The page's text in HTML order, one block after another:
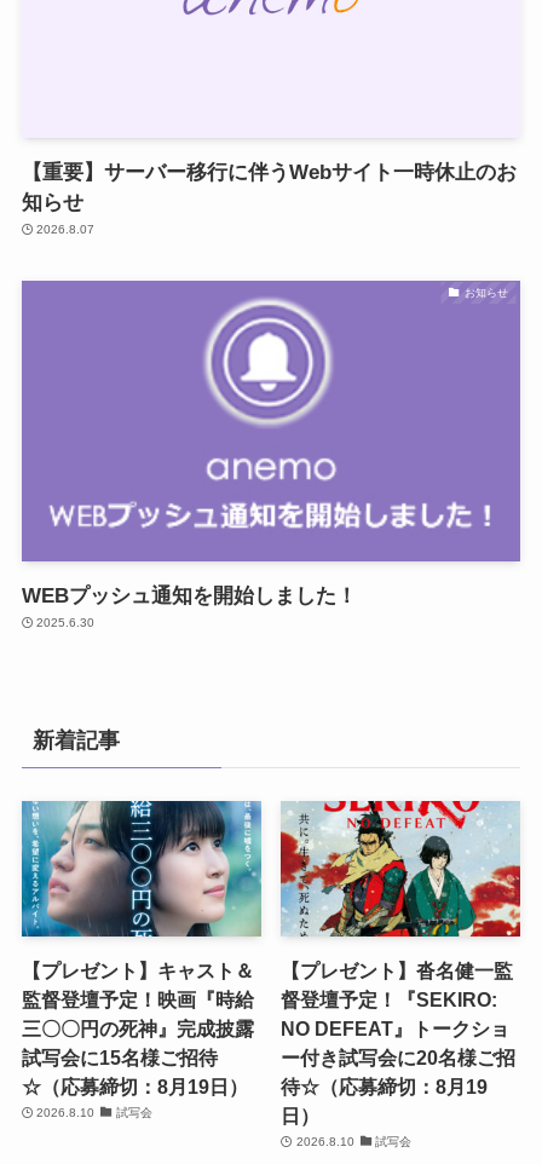
【重要】サーバー移行に伴うWebサイト一時休止のお
知らせ
2026.8.07
お知らせ
WEBプッシュ通知を開始しました！
2025.6.30
新着記事
【プレゼント】キャスト＆
監督登壇予定！映画『時給
三〇〇円の死神』完成披露
試写会に15名様ご招待
☆（応募締切：8月19日）
2026.8.10 試写会
【プレゼント】沓名健一監
督登壇予定！『SEKIRO:
NO DEFEAT』トークショ
ー付き試写会に20名様ご招
待☆（応募締切：8月19
日）
2026.8.10 試写会